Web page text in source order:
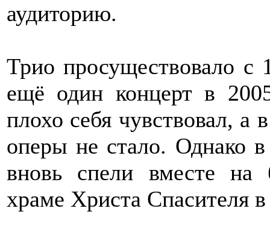
аудиторию.
Трио просуществовало с
ещё один концерт в
плохо себя чувствовал, а
оперы не стало. Однако
вновь спели вместе на
храме Христа Спасителя